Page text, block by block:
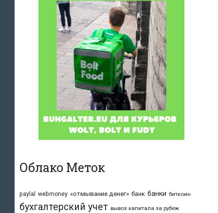
Облако Меток
paylal webmoney «отмывание денег» банк банки биткоин
бухгалтерский учет вывоз капитала за рубеж